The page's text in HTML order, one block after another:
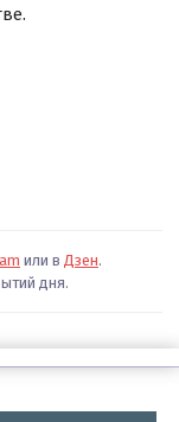
или в Дзен.
дня.